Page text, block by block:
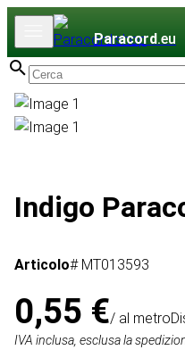
Paracord.eu
Indigo
Articolo# MT013593
0,55 €/ al metro
IVA inclusa, esclusa la